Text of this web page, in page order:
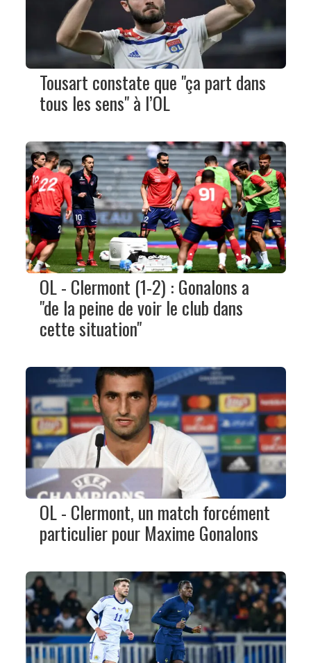
Tousart constate que "ça part dans
tous les sens" à l’OL
OL - Clermont (1-2) : Gonalons a
"de la peine de voir le club dans
cette situation"
OL - Clermont, un match forcément
particulier pour Maxime Gonalons